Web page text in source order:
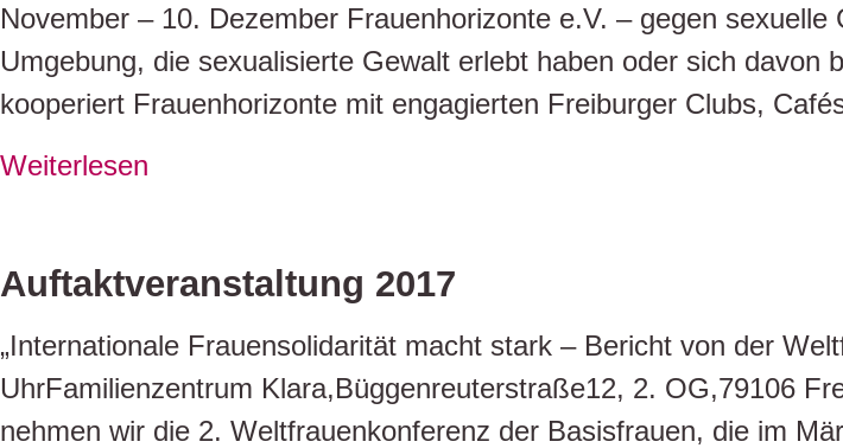
November – 10. Dezember Frauenhorizonte e.V. – gegen
Umgebung, die sexualisierte Gewalt erlebt haben oder sich davon
kooperiert Frauenhorizonte mit engagierten Freiburger Clubs,
Weiterlesen
Auftaktveranstaltung 2017
„Internationale Frauensolidarität macht stark – Bericht von der
UhrFamilienzentrum Klara,Büggenreuterstraße12, 2. OG,79106
nehmen wir die 2. Weltfrauenkonferenz der Basisfrauen, die im